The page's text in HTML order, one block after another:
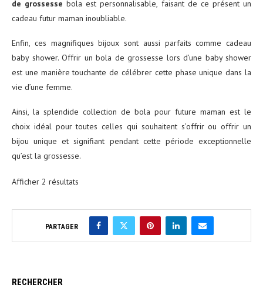
de grossesse bola est personnalisable, faisant de ce présent un
cadeau futur maman inoubliable.
Enfin, ces magnifiques bijoux sont aussi parfaits comme cadeau
baby shower. Offrir un bola de grossesse lors d’une baby shower
est une manière touchante de célébrer cette phase unique dans la
vie d’une femme.
Ainsi, la splendide collection de bola pour future maman est le
choix idéal pour toutes celles qui souhaitent s’offrir ou offrir un
bijou unique et signifiant pendant cette période exceptionnelle
qu’est la grossesse.
Afficher 2 résultats
PARTAGER
RECHERCHER